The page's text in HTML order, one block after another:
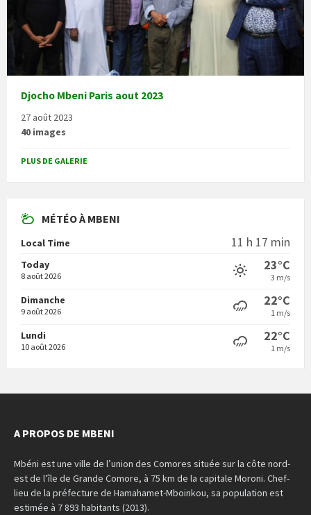
Djocho Mbeni Paris aout 2023
27 août 2023
40 images
PLUS DE GALERIE
MÉTÉO À MBENI
Local Time 11 h 17 min
Today
8 août 2026
23°C
3 m/s
Dimanche
9 août 2026
22°C
1 m/s
Lundi
10 août 2026
22°C
1 m/s
A PROPOS DE MBENI
Mbéni est une ville de l’union des Comores située sur la côte nord-
est de l’île de Grande Comore, à 75 km de la capitale Moroni. Chef-
lieu de la préfecture de Hamahamet-Mboinkou, sa population est
estimée à 7 893 habitants (2013).